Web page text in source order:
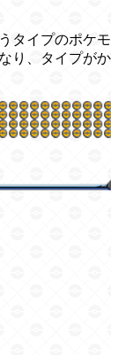
タイプのポケモ
り、タイプがか